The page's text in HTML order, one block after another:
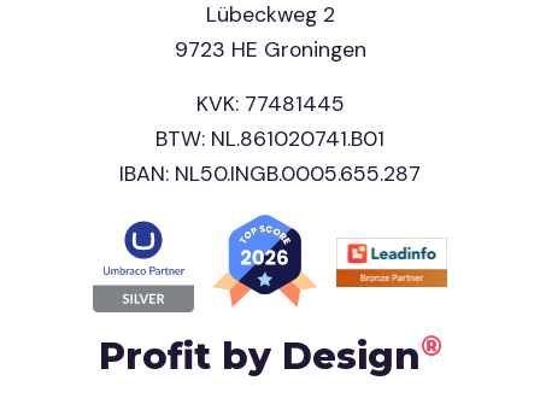
Lübeckweg 2
9723 HE Groningen
KVK: 77481445
BTW: NL.861020741.B01
IBAN: NL50.INGB.0005.655.287
Profit by Design®